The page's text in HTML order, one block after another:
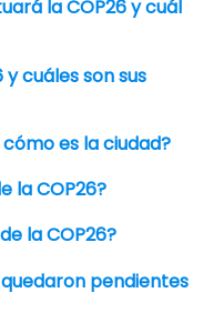
la COP26 y cuál
y cuáles son sus
es la ciudad?
la COP26?
la COP26?
pendientes